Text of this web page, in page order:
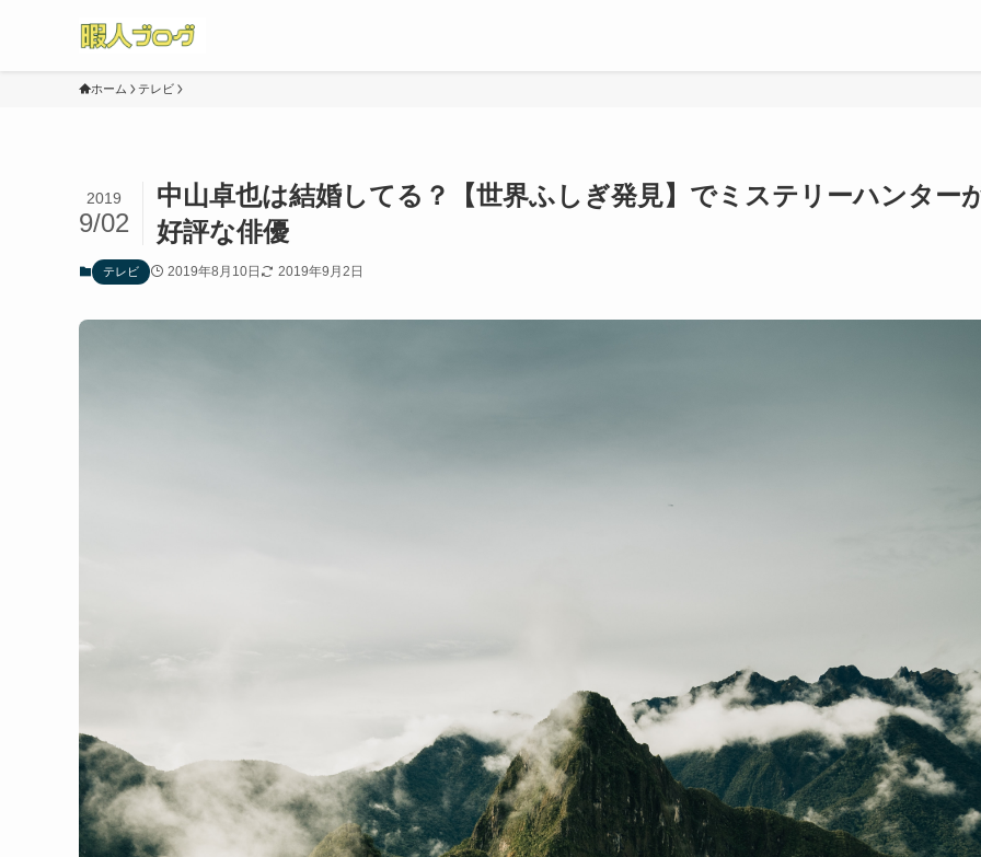
ホーム テレビ
中山卓也は結婚してる？【世界ふしぎ発見】でミステリーハンター
好評な俳優
2019
9/02
テレビ 2019年8月10日 2019年9月2日